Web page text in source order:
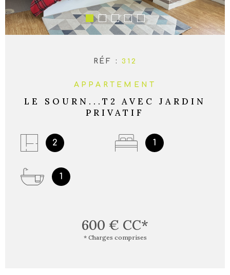
RÉF :312
APPARTEMENT
LE SOURN...T2 AVEC JARDIN
PRIVATIF
2 1
1
600 € CC*
* Charges comprises